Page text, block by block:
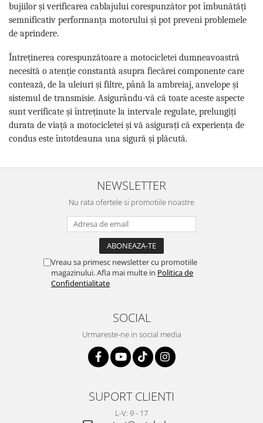
bujiilor și verificarea cablajului corespunzător pot îmbunătăți
semnificativ performanța motorului și pot preveni problemele
de aprindere.
Întreținerea corespunzătoare a motocicletei dumneavoastră
necesită o atenție constantă asupra fiecărei componente care
contează, de la uleiuri și filtre, până la ambreiaj, anvelope și
sistemul de transmisie. Asigurându-vă că toate aceste aspecte
sunt verificate și întreținute la intervale regulate, prelungiți
durata de viață a motocicletei și vă asigurați că experiența de
condus este întotdeauna una sigură și plăcută.
NEWSLETTER
Nu rata ofertele si promotiile noastre
Vreau sa primesc newsletter cu promotiile
magazinului. Afla mai multe in Politica de
Confidentialitate
SOCIAL
Urmareste-ne in social media
SUPORT CLIENTI
L-V: 9 - 17